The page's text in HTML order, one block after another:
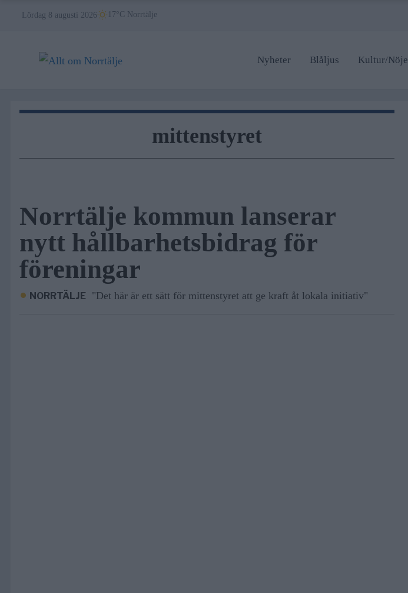
Lördag 8 augusti 2026 17°C Norrtälje
Nyheter Blåljus Kultur/Nöje
mittenstyret
Norrtälje kommun lanserar
nytt hållbarhetsbidrag för
föreningar
NORRTÄLJE "Det här är ett sätt för mittenstyret att ge kraft åt lokala initiativ"